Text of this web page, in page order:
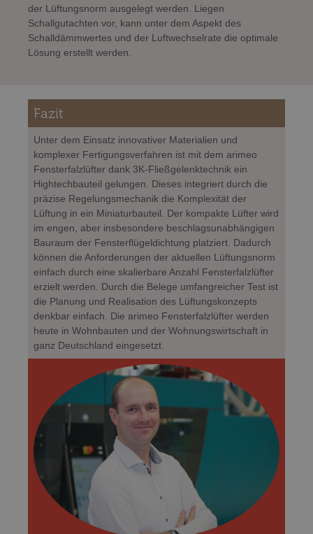
der Lüftungsnorm ausgelegt werden. Liegen
Schallgutachten vor, kann unter dem Aspekt des
Schalldämmwertes und der Luftwechselrate die optimale
Lösung erstellt werden.
Fazit
Unter dem Einsatz innovativer Materialien und
komplexer Fertigungsverfahren ist mit dem arimeo
Fensterfalzlüfter dank 3K-Fließgelenktechnik ein
Hightechbauteil gelungen. Dieses integriert durch die
präzise Regelungsmechanik die Komplexität der
Lüftung in ein Miniaturbauteil. Der kompakte Lüfter wird
im engen, aber insbesondere beschlagsunabhängigen
Bauraum der Fensterflügeldichtung platziert. Dadurch
können die Anforderungen der aktuellen Lüftungsnorm
einfach durch eine skalierbare Anzahl Fensterfalzlüfter
erzielt werden. Durch die Belege umfangreicher Test ist
die Planung und Realisation des Lüftungskonzepts
denkbar einfach. Die arimeo Fensterfalzlüfter werden
heute in Wohnbauten und der Wohnungswirtschaft in
ganz Deutschland eingesetzt.